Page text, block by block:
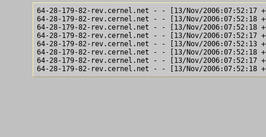
64-28-179-82-rev.cernel.net - - [13/Nov/2006:07:52:17
64-28-179-82-rev.cernel.net - - [13/Nov/2006:07:52:18
64-28-179-82-rev.cernel.net - - [13/Nov/2006:07:52:18
64-28-179-82-rev.cernel.net - - [13/Nov/2006:07:52:17
64-28-179-82-rev.cernel.net - - [13/Nov/2006:07:52:13
64-28-179-82-rev.cernel.net - - [13/Nov/2006:07:52:18
64-28-179-82-rev.cernel.net - - [13/Nov/2006:07:52:17